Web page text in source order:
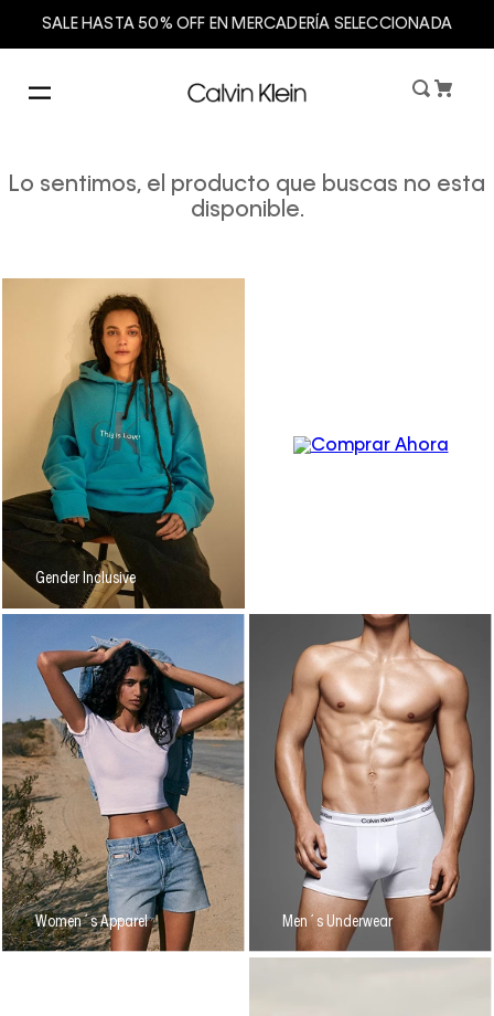
SALE HASTA 50% OFF EN MERCADERÍA SELECCIONADA
Lo sentimos, el producto que buscas no esta
disponible.
Gender Inclusive
Women´s Apparel Men´s Underwear